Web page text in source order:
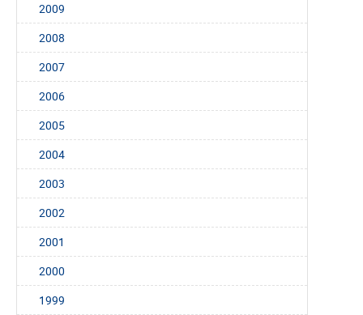
2009
2008
2007
2006
2005
2004
2003
2002
2001
2000
1999